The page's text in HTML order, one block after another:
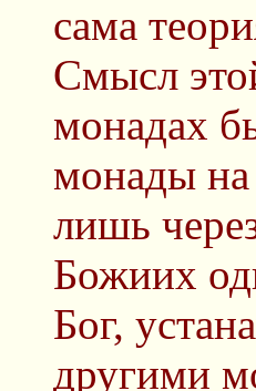
сама
Смысл
монадах
монады на
лишь
Божиих
Бог,
другими